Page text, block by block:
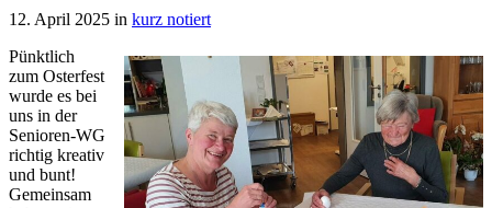
12. April 2025 in kurz notiert
Pünktlich
zum Osterfest
wurde es bei
uns in der
Senioren-WG
richtig kreativ
und bunt!
Gemeinsam